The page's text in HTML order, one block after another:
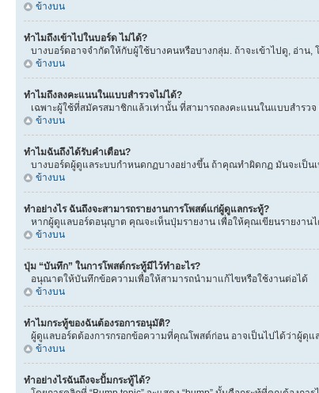
ข้างบน
ทำไมถึงเข้าไปในบอร์ด ไม่ได้?
บางบอร์ดอาจจำกัดให้กับผู้ใช้บางคนหรือบางกลุ่ม. ถ้าจะเข้าไปดู, อ่า
ข้างบน
ทำไมถึงลงคะแนนในแบบสำรวจไม่ได้?
เฉพาะผู้ใช้ที่สมัครสมาชิกแล้วเท่านั้น ที่สามารถลงคะแนนในแบบสำร
ข้างบน
ทำไมฉันถึงได้รับคำเตือน?
บางบอร์ดผู้ดูแลระบบกำหนดกฏบางอย่างขึ้น ถ้าคุณทำผิดกฏ มันจะเป็
ข้างบน
ทำอย่างไร ฉันถึงจะสามารถรายงานการโพสต์แก่ผู้ดูแลกระทู้?
หากผู้ดูแลบอร์ดอนุญาต คุณจะเห็นปุ่มรายงาน เพื่อให้คุณเขียนรายงาน
ข้างบน
ปุ่ม “บันทึก” ในการโพสต์กระทู้มีไว้ทำอะไร?
อนุณาตให้บันทึกข้อความเพื่อให้สามารถนำมาแก้ไขหรือใช้งานต่อได้
ข้างบน
ทำไมกระทู้ของฉันต้องรอการอนุมัติ?
ผู้ดูแลบอร์ดต้องการกรอกข้อความที่คุณโพสต์ก่อน อาจเป็นไปได้ว่าผู้ดุ
ข้างบน
ทำอย่างไรฉันถึงจะปั้มกระทู้ได้?